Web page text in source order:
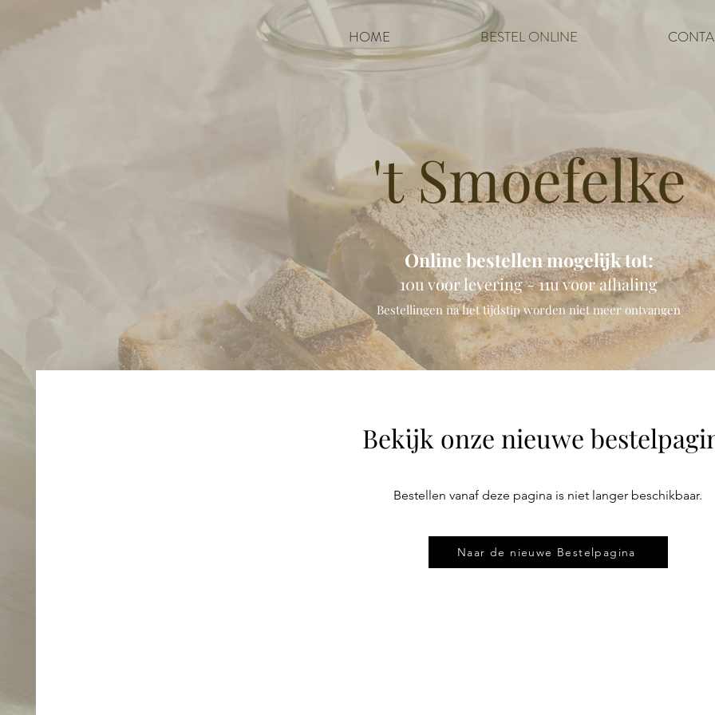
HOME BESTEL ONLINE
't Smoefelke
Online bestellen mogelijk tot:
10u voor levering - 11u voor afhaling
Bestellingen na het tijdstip worden niet meer ontvangen
Bekijk onze nieuwe
Bestellen vanaf deze pagina is niet langer beschikbaar.
Naar de nieuwe Bestelpagina